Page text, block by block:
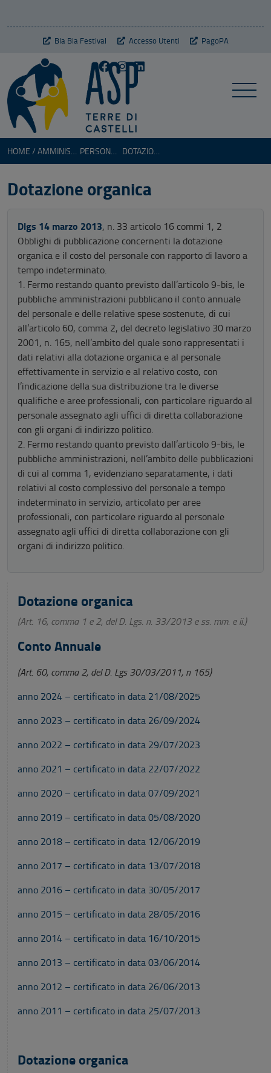
Bla Bla Festival Accesso Utenti PagoPA
HOME
Dotazione organica
Dlgs 14 marzo 2013, n. 33 articolo 16 commi 1, 2
Obblighi di pubblicazione concernenti la dotazione
organica e il costo del personale con rapporto di lavoro a
tempo indeterminato.
1. Fermo restando quanto previsto dall’articolo 9-bis, le
pubbliche amministrazioni pubblicano il conto annuale
del personale e delle relative spese sostenute, di cui
all’articolo 60, comma 2, del decreto legislativo 30 marzo
2001, n. 165, nell’ambito del quale sono rappresentati i
dati relativi alla dotazione organica e al personale
effettivamente in servizio e al relativo costo, con
l’indicazione della sua distribuzione tra le diverse
qualifiche e aree professionali, con particolare riguardo al
personale assegnato agli uffici di diretta collaborazione
con gli organi di indirizzo politico.
2. Fermo restando quanto previsto dall’articolo 9-bis, le
pubbliche amministrazioni, nell’ambito delle pubblicazioni
di cui al comma 1, evidenziano separatamente, i dati
relativi al costo complessivo del personale a tempo
indeterminato in servizio, articolato per aree
professionali, con particolare riguardo al personale
assegnato agli uffici di diretta collaborazione con gli
organi di indirizzo politico.
Dotazione organica
(Art. 16, comma 1 e 2, del D. Lgs. n. 33/2013 e ss. mm. e ii.)
Conto Annuale
(Art. 60, comma 2, del D. Lgs 30/03/2011, n 165)
anno 2024 – certificato in data 21/08/2025
anno 2023 – certificato in data 26/09/2024
anno 2022 – certificato in data 29/07/2023
anno 2021 – certificato in data 22/07/2022
anno 2020 – certificato in data 07/09/2021
anno 2019 – certificato in data 05/08/2020
anno 2018 – certificato in data 12/06/2019
anno 2017 – certificato in data 13/07/2018
anno 2016 – certificato in data 30/05/2017
anno 2015 – certificato in data 28/05/2016
anno 2014 – certificato in data 16/10/2015
anno 2013 – certificato in data 03/06/2014
anno 2012 – certificato in data 26/06/2013
anno 2011 – certificato in data 25/07/2013
Dotazione organica